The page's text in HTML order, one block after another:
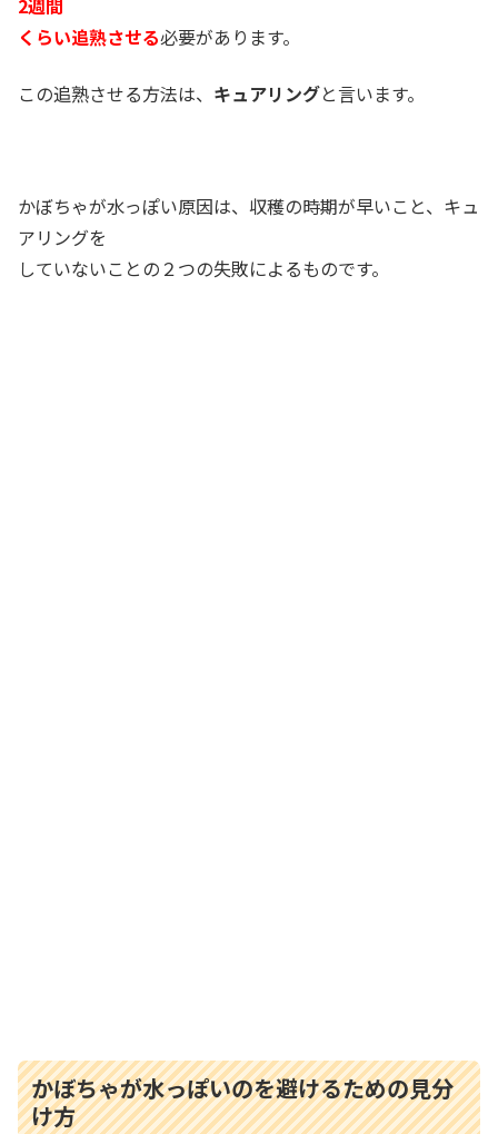
2週間
くらい追熟させる必要があります。
この追熟させる方法は、 キュアリングと言います。
かぼちゃが水っぽい原因は、収穫の時期が早いこと、キュ
アリングを
していないことの２つの失敗によるものです。
かぼちゃが水っぽいのを避けるための見分
け方